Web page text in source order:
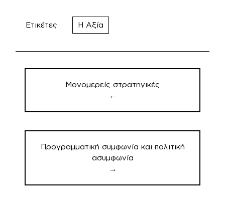
Ετικέτες Η Αξία
Πλοήγηση
Μονομερείς στρατηγικές
←
Προγραμματική συμφωνία και πολιτική
ασυμφωνία
→